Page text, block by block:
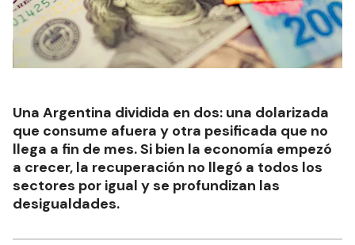
Una Argentina dividida en dos: una dolarizada
que consume afuera y otra pesificada que no
llega a fin de mes. Si bien la economía empezó
a crecer, la recuperación no llegó a todos los
sectores por igual y se profundizan las
desigualdades.